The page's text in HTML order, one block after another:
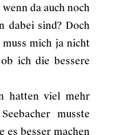
da auch noch
dabei sind? Doch
mich ja nicht
ich die bessere
hatten viel mehr
musste
es besser machen